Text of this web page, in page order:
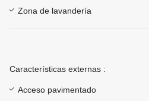
Zona de lavandería
Características externas :
Acceso pavimentado